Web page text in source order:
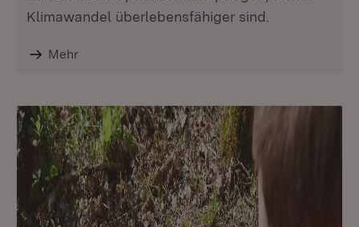
Klimawandel überlebensfähiger sind.
Mehr